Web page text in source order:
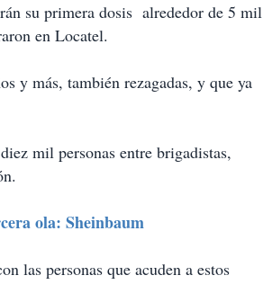
su primera dosis alrededor de 5 mil
en Locatel.
y más, también rezagadas, y que ya
mil personas entre brigadistas,
ola: Sheinbaum
las personas que acuden a estos